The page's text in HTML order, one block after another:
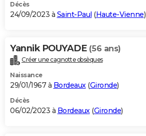
Décès
24/09/2023 à Saint-Paul (Haute-Vienne)
Yannik POUYADE (56 ans)
Créer une cagnotte obsèques
Naissance
29/01/1967 à Bordeaux (Gironde)
Décès
06/02/2023 à Bordeaux (Gironde)